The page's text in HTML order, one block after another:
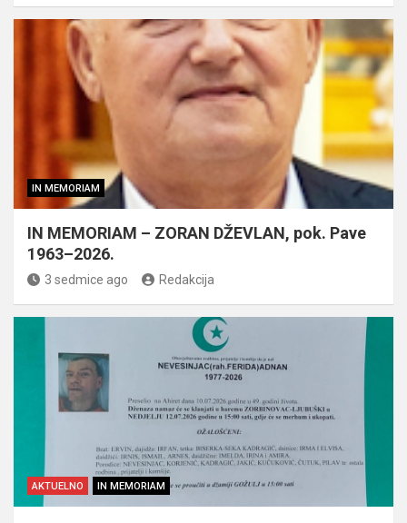
IN MEMORIAM
IN MEMORIAM – ZORAN DŽEVLAN, pok. Pave
1963–2026.
3 sedmice ago Redakcija
AKTUELNO IN MEMORIAM